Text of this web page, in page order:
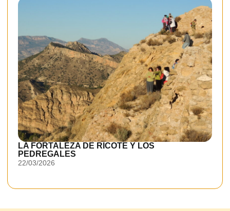
LA FORTALEZA DE RICOTE Y LOS
PEDREGALES
22/03/2026